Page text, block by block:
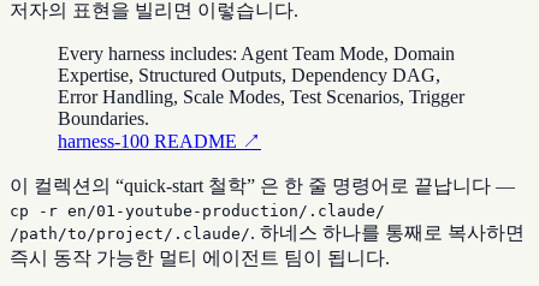
저자의 표현을 빌리면 이렇습니다.
Every harness includes: Agent Team Mode, Domain
Expertise, Structured Outputs, Dependency DAG,
Error Handling, Scale Modes, Test Scenarios, Trigger
Boundaries.
harness-100 README ↗
이 컬렉션의 “quick-start 철학” 은 한 줄 명령어로 끝납니다 —
cp -r en/01-youtube-production/.claude/
/path/to/project/.claude/. 하네스 하나를 통째로 복사하면
즉시 동작 가능한 멀티 에이전트 팀이 됩니다.